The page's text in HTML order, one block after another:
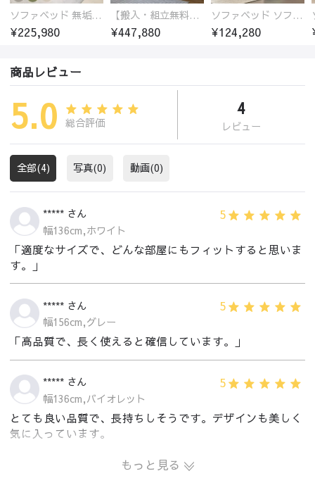
ソファベッド 無垢材フレーム
¥225,980
【搬入・組立無料、時間限定】社長おすすめソファベッド 2人掛け～3人掛け
¥447,880
ソファベッド ソファーベッド ソファ ソファー ベッド 木製 北欧 3人掛け ナチュラル 天然木
¥124,280
商品レビュー
5.0 総合評価
4
レビュー
全部(4) 写真(0) 動画(0)
***** さん 5
幅136cm,ホワイト
「適度なサイズで、どんな部屋にもフィットすると思いま
す。」
***** さん 5
幅156cm,グレー
「高品質で、長く使えると確信しています。」
***** さん 5
幅136cm,バイオレット
とても良い品質で、長持ちしそうです。デザインも美しく
気に入っています。
もっと見る